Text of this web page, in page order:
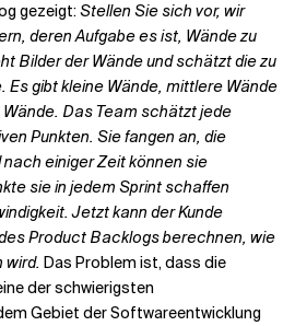
gezeigt:Stellen Sie sich vor, wir
deren Aufgabe es ist, Wände zu
Bilder der Wände und schätzt die zu
gibt kleine Wände, mittlere Wände
Das Team schätzt jede
Punkten. Sie fangen an, die
einiger Zeit können sie
sie in jedem Sprint schaffen
Jetzt kann der Kunde
Product Backlogs berechnen, wie
wird. Das Problem ist, dass die
der schwierigsten
Gebiet der Softwareentwicklung